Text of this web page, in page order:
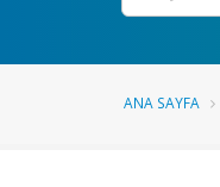
ANA SAYFA